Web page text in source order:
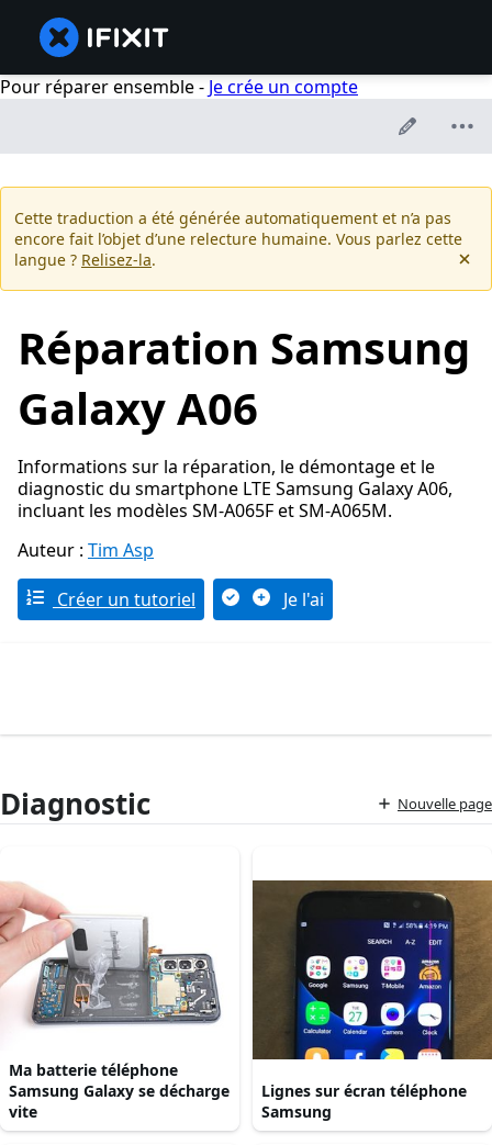
Pour réparer ensemble - Je crée un compte
Cette traduction a été générée automatiquement et n’a pas
encore fait l’objet d’une relecture humaine. Vous parlez cette
langue ? Relisez-la.
Réparation Samsung
Galaxy A06
Informations sur la réparation, le démontage et le
diagnostic du smartphone LTE Samsung Galaxy A06,
incluant les modèles SM-A065F et SM-A065M.
Auteur : Tim Asp
Créer un tutoriel Je l'ai
Diagnostic Nouvelle page
Ma batterie téléphone
Samsung Galaxy se décharge
vite
Lignes sur écran téléphone
Samsung